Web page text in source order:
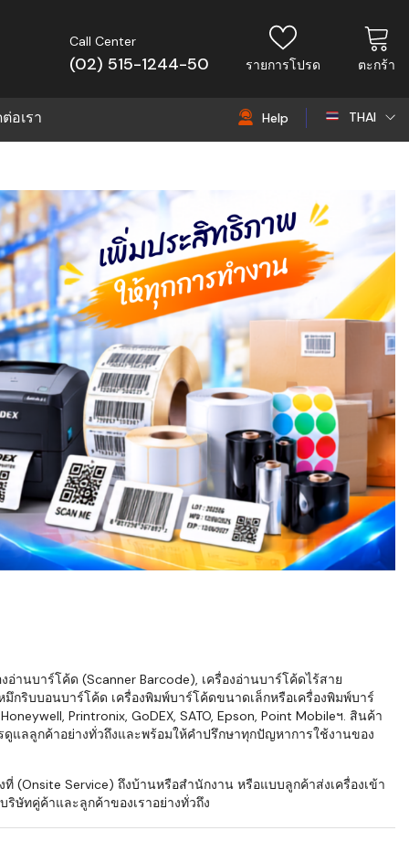
Call Center
(02) 515-1244-50 รายการโปรด ตะกร้า
อเรา Help THAI
EN
านบาร์โค้ด (Scanner Barcode), เครื่องอ่านบาร์โค้ดไร้สาย
กริบบอนบาร์โค้ด เครื่องพิมพ์บาร์โค้ดขนาดเล็กหรือเครื่องพิมพ์บาร์
Printronix, GoDEX, SATO, Epson, Point Mobileฯ. สินค้า
แลลูกค้าอย่างทั่วถึงและพร้อมให้คำปรึกษาทุกปัญหาการใช้งานของ
(Onsite Service) ถึงบ้านหรือสำนักงาน หรือแบบลูกค้าส่งเครื่องเข้า
ษัทคู่ค้าและลูกค้าของเราอย่างทั่วถึง